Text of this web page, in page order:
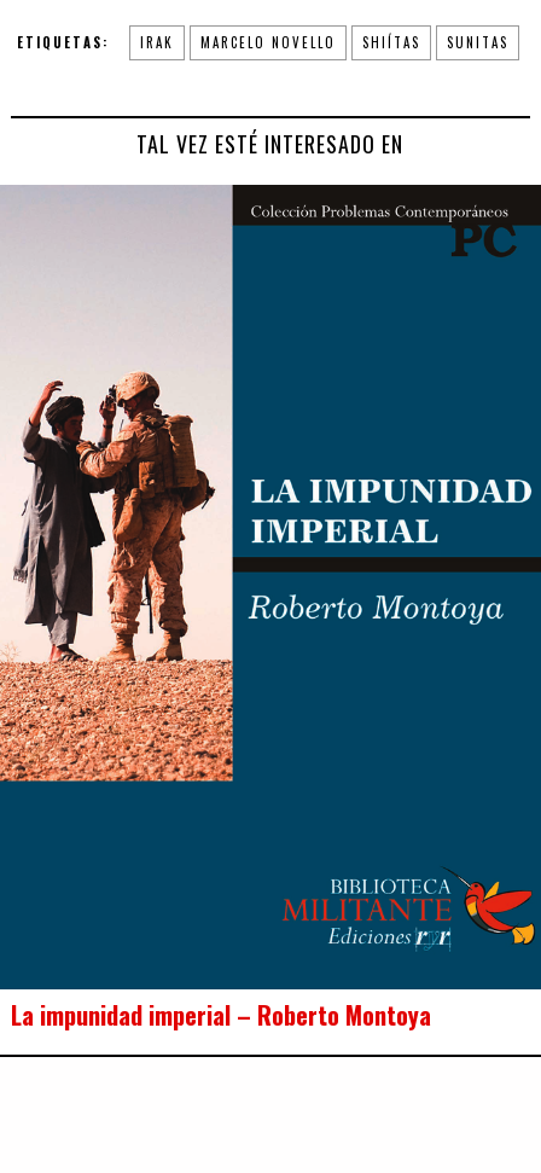
ETIQUETAS: IRAK MARCELO NOVELLO SHIÍTAS SUNITAS
TAL VEZ ESTÉ INTERESADO EN
La impunidad imperial – Roberto Montoya